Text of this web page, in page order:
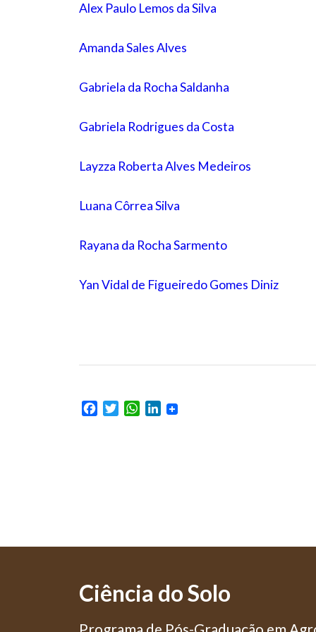
Alex Paulo Lemos da Silva
Amanda Sales Alves
Gabriela da Rocha Saldanha
Gabriela Rodrigues da Costa
Layzza Roberta Alves Medeiros
Luana Côrrea Silva
Rayana da Rocha Sarmento
Yan Vidal de Figueiredo Gomes Diniz
FacebookTwitterWhatsApp
LinkedIn
Ciência do Solo